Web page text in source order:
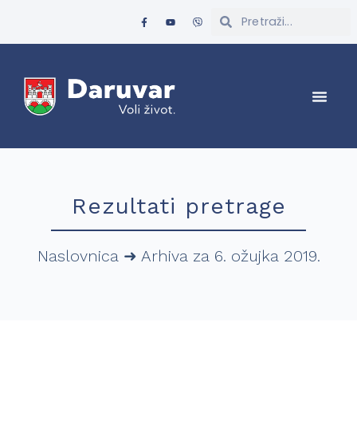
Rezultati pretrage
Naslovnica ➜ Arhiva za 6. ožujka 2019.